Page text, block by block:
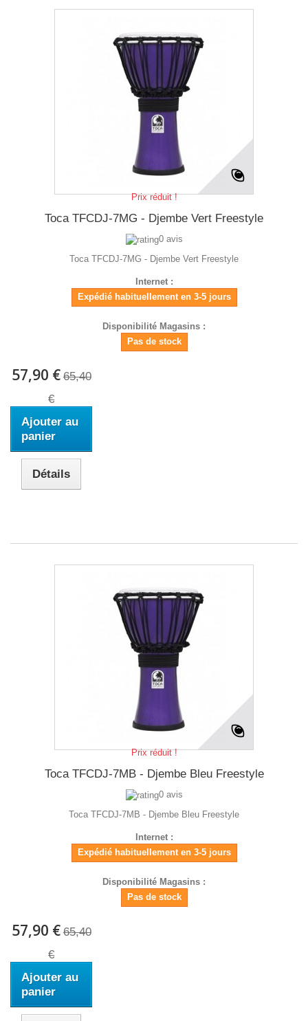
Prix réduit !
Toca TFCDJ-7MG - Djembe Vert Freestyle
0 avis
Toca TFCDJ-7MG - Djembe Vert Freestyle
Internet :
Expédié habituellement en 3-5 jours
Disponibilité Magasins :
Pas de stock
57,90 € 65,40
€
Ajouter au
panier
Détails
Prix réduit !
Toca TFCDJ-7MB - Djembe Bleu Freestyle
0 avis
Toca TFCDJ-7MB - Djembe Bleu Freestyle
Internet :
Expédié habituellement en 3-5 jours
Disponibilité Magasins :
Pas de stock
57,90 € 65,40
€
Ajouter au
panier